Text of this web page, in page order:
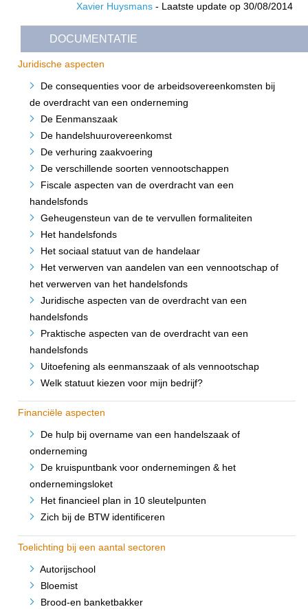
Xavier Huysmans- Laatste update op 30/08/2014
DOCUMENTATIE
Juridische aspecten
De consequenties voor de arbeidsovereenkomsten bij
de overdracht van een onderneming
De Eenmanszaak
De handelshuurovereenkomst
De verhuring zaakvoering
De verschillende soorten vennootschappen
Fiscale aspecten van de overdracht van een
handelsfonds
Geheugensteun van de te vervullen formaliteiten
Het handelsfonds
Het sociaal statuut van de handelaar
Het verwerven van aandelen van een vennootschap of
het verwerven van het handelsfonds
Juridische aspecten van de overdracht van een
handelsfonds
Praktische aspecten van de overdracht van een
handelsfonds
Uitoefening als eenmanszaak of als vennootschap
Welk statuut kiezen voor mijn bedrijf?
Financiële aspecten
De hulp bij overname van een handelszaak of
onderneming
De kruispuntbank voor ondernemingen & het
ondernemingsloket
Het financieel plan in 10 sleutelpunten
Zich bij de BTW identificeren
Toelichting bij een aantal sectoren
Autorijschool
Bloemist
Brood-en banketbakker